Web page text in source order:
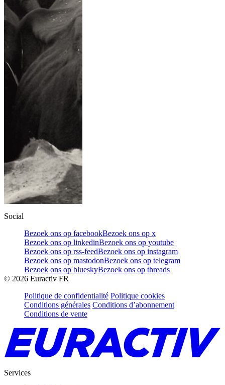
Social
Bezoek ons op facebookBezoek ons op x
Bezoek ons op linkedinBezoek ons op youtube
Bezoek ons op rss-feedBezoek ons op instagram
Bezoek ons op mastodonBezoek ons op telegram
Bezoek ons op blueskyBezoek ons op threads
© 2026 Euractiv FR
Politique de confidentialité Politique cookies
Conditions générales Conditions d’abonnement
Conditions de vente
Services